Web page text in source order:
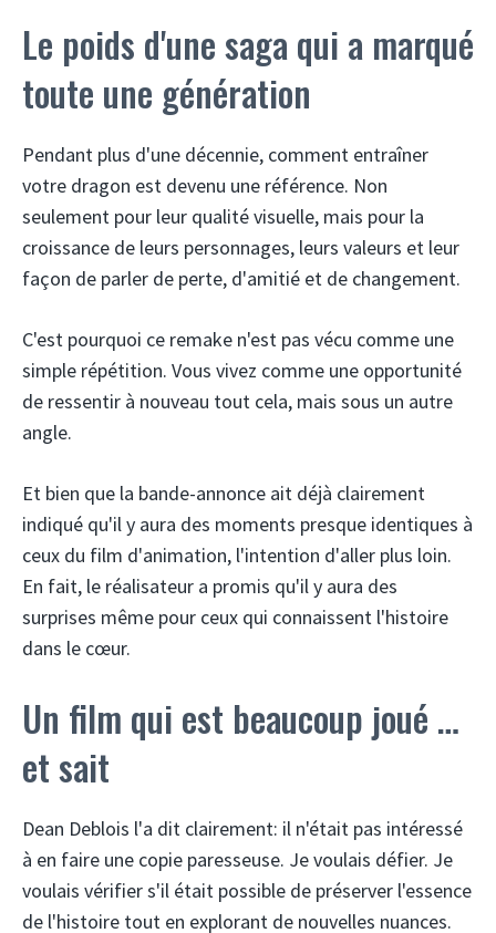
Le poids d'une saga qui a marqué
toute une génération
Pendant plus d'une décennie, comment entraîner
votre dragon est devenu une référence. Non
seulement pour leur qualité visuelle, mais pour la
croissance de leurs personnages, leurs valeurs et leur
façon de parler de perte, d'amitié et de changement.
C'est pourquoi ce remake n'est pas vécu comme une
simple répétition. Vous vivez comme une opportunité
de ressentir à nouveau tout cela, mais sous un autre
angle.
Et bien que la bande-annonce ait déjà clairement
indiqué qu'il y aura des moments presque identiques à
ceux du film d'animation, l'intention d'aller plus loin.
En fait, le réalisateur a promis qu'il y aura des
surprises même pour ceux qui connaissent l'histoire
dans le cœur.
Un film qui est beaucoup joué …
et sait
Dean Deblois l'a dit clairement: il n'était pas intéressé
à en faire une copie paresseuse. Je voulais défier. Je
voulais vérifier s'il était possible de préserver l'essence
de l'histoire tout en explorant de nouvelles nuances.